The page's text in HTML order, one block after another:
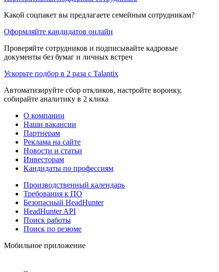
Какой соцпакет вы предлагаете семейным сотрудникам?
Оформляйте кандидатов онлайн
Проверяйте сотрудников и подписывайте кадровые
документы без бумаг и личных встреч
Ускорьте подбор в 2 раза с Talantix
Автоматизируйте сбор откликов, настройте воронку,
собирайте аналитику в 2 клика
О компании
Наши вакансии
Партнерам
Реклама на сайте
Новости и статьи
Инвесторам
Кандидаты по профессиям
Производственный календарь
Требования к ПО
Безопасный HeadHunter
HeadHunter API
Поиск работы
Поиск по резюме
Мобильное приложение